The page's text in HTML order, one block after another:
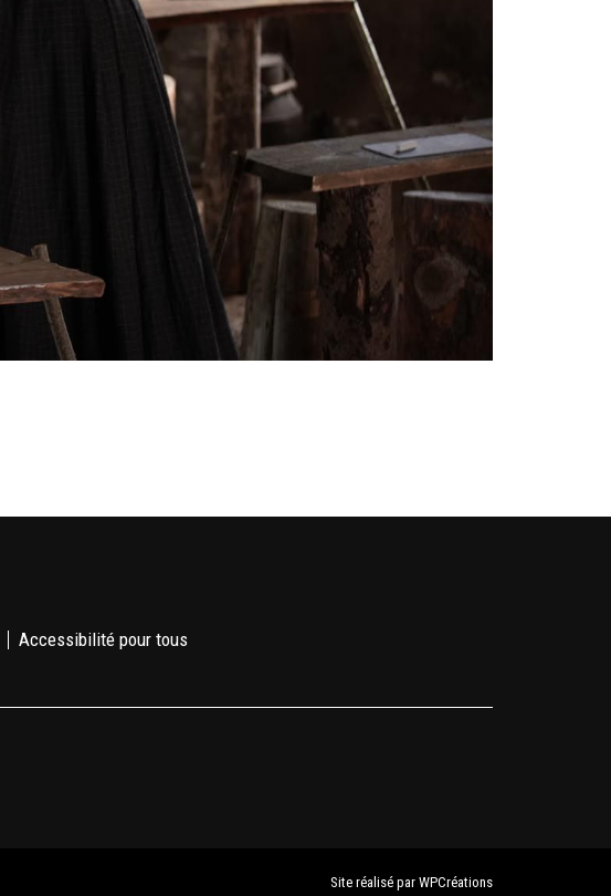
Accessibilité pour tous
Site réalisé par WPCréations